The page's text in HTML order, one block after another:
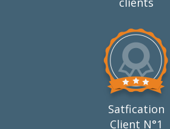
Satfication
Client N°1